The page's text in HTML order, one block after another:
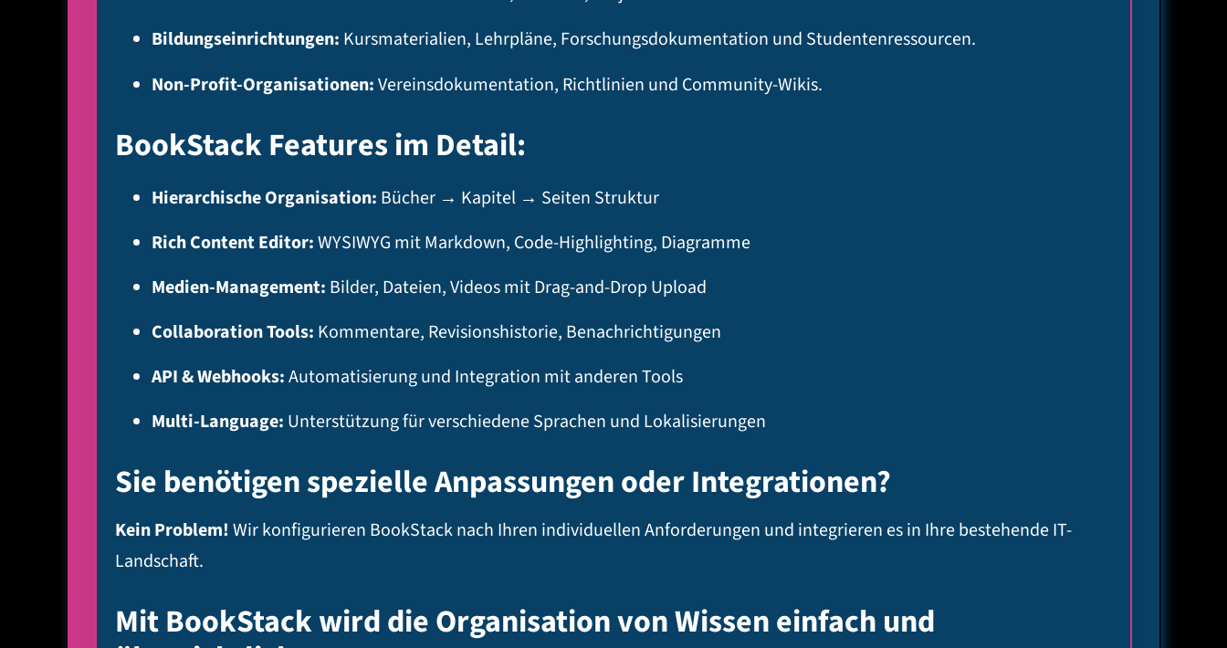
Bildungseinrichtungen: Kursmaterialien, Lehrpläne, Forschungsdokumentation und Studentenressourcen.
Non-Profit-Organisationen:Vereinsdokumentation, Richtlinien und Community-Wikis.
BookStack Features im Detail:
Hierarchische Organisation: Bücher → Kapitel → Seiten Struktur
Rich Content Editor:WYSIWYG mit Markdown, Code-Highlighting, Diagramme
Medien-Management: Bilder, Dateien, Videos mit Drag-and-Drop Upload
Collaboration Tools: Kommentare, Revisionshistorie, Benachrichtigungen
API & Webhooks:Automatisierung und Integration mit anderen Tools
Multi-Language: Unterstützung für verschiedene Sprachen und Lokalisierungen
Sie benötigen spezielle Anpassungen oder Integrationen?
Kein Problem!Wir konfigurieren BookStack nach Ihren individuellen Anforderungen und integrieren es in Ihre bestehende IT-
Landschaft.
Mit BookStack wird die Organisation von Wissen einfach und